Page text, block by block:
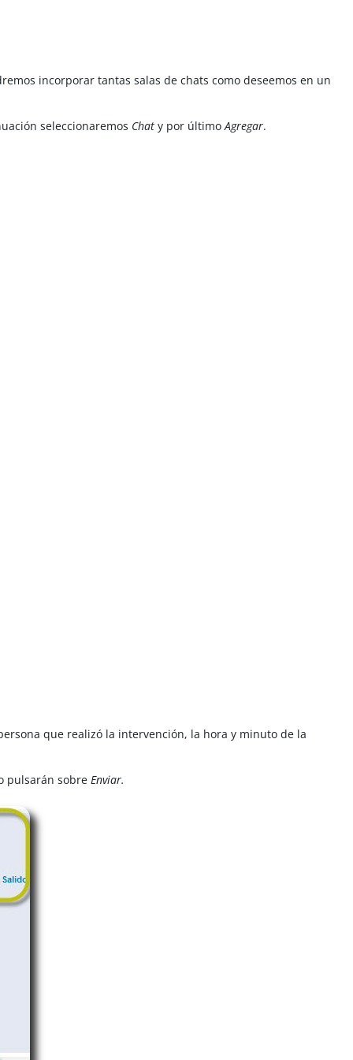
incorporar tantas salas de chats como deseemos en un
seleccionaremos Chat y por últimoAgregar.
que realizó la intervención, la hora y minuto de la
pulsarán sobreEnviar.